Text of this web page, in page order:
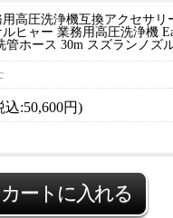
高圧洗浄機互換アクセサリ
ルヒャー 業務用高圧洗浄機
管ホース 30m スズランノズ
込:50,600円)